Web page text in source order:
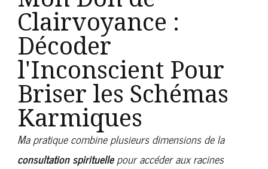
Clairvoyance :
Décoder
l'Inconscient Pour
Briser les Schémas
Karmiques
Ma pratique combine plusieurs dimensions de la
consultation spirituellepour accéder aux racines